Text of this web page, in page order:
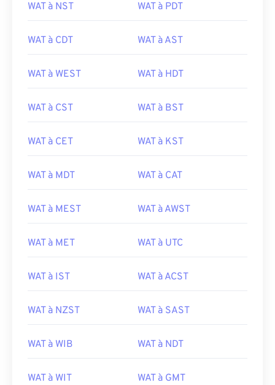
WAT à NST WAT à PDT
WAT à CDT WAT à AST
WAT à WEST WAT à HDT
WAT à CST WAT à BST
WAT à CET WAT à KST
WAT à MDT WAT à CAT
WAT à MEST WAT à AWST
WAT à MET WAT à UTC
WAT à IST WAT à ACST
WAT à NZST WAT à SAST
WAT à WIB WAT à NDT
WAT à WIT WAT à GMT